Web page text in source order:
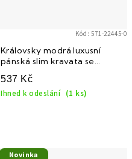
Královsky modrá luxusní
pánská slim kravata se
vzorkem
537 Kč
Ihned k odeslání (1 ks)
Kód:571-22445-0
Novinka